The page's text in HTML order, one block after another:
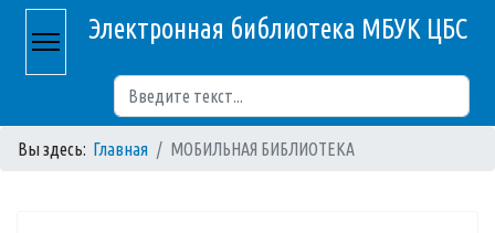
Электронная библиотека МБУК ЦБС
Вы здесь: Главная МОБИЛЬНАЯ БИБЛИОТЕКА